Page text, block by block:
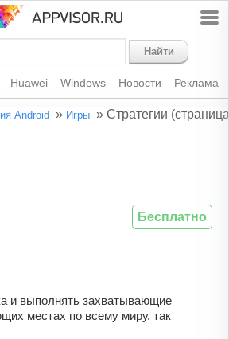
Найти
Huawei Windows Новости Реклама
Android » Игры » Стратегии
и выполнять захватывающие
местах по всему миру. так
Бесплатно